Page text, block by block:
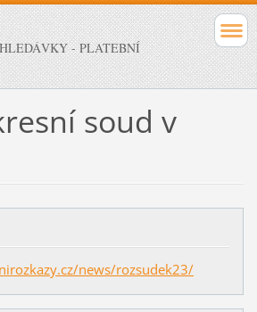
- PLATEBNÍ
soud v
news/rozsudek23/